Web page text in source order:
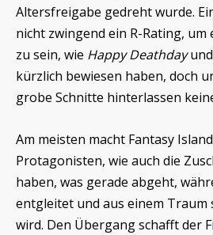
Altersfreigabe gedreht wurde.
nicht zwingend ein R-Rating,
zu sein, wie Happy Deathdayund
kürzlich bewiesen haben, doch
grobe Schnitte hinterlassen
Am meisten macht Fantasy
Protagonisten, wie auch die
haben, was gerade abgeht,
entgleitet und aus einem Traum
wird. Den Übergang schafft der